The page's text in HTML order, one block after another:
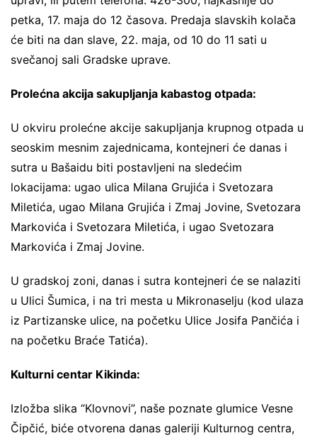
petka, 17. maja do 12 časova. Predaja slavskih kolača
će biti na dan slave, 22. maja, od 10 do 11 sati u
svečanoj sali Gradske uprave.
Prolećna akcija sakupljanja kabastog otpada:
U okviru prolećne akcije sakupljanja krupnog otpada u
seoskim mesnim zajednicama, kontejneri će danas i
sutra u Bašaidu biti postavljeni na sledećim
lokacijama: ugao ulica Milana Grujića i Svetozara
Miletića, ugao Milana Grujića i Zmaj Jovine, Svetozara
Markovića i Svetozara Miletića, i ugao Svetozara
Markovića i Zmaj Jovine.
U gradskoj zoni, danas i sutra kontejneri će se nalaziti
u Ulici Šumica, i na tri mesta u Mikronaselju (kod ulaza
iz Partizanske ulice, na početku Ulice Josifa Pančića i
na početku Braće Tatića).
Kulturni centar Kikinda:
Izložba slika “Klovnovi”, naše poznate glumice Vesne
Čipčić, biće otvorena danas galeriji Kulturnog centra,